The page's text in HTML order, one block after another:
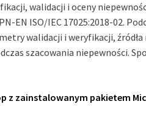
walidacji i oceny
EN ISO/IEC 17025:2018-02.
walidacji i weryfikacji, źródła
szacowania niepewności.
z zainstalowanym pakietem